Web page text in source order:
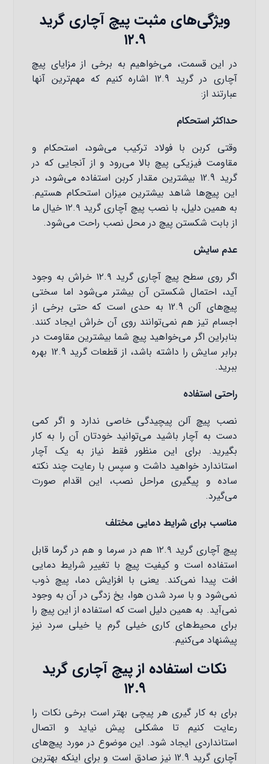
ویژگی‌های مثبت پیچ آچاری گرید
۱۲.۹
در این قسمت، می‌خواهیم به برخی از مزایای پیچ
آچاری در گرید 12.9 اشاره کنیم که مهم‌ترین آنها
عبارتند از:
حداکثر استحکام
وقتی کربن با فولاد ترکیب می‌شود، استحکام و
مقاومت فیزیکی پیچ‌ بالا می‌رود و از آنجایی که در
گرید 12.9 بیشترین مقدار کربن استفاده می‌شود، در
این پیچ‌ها شاهد بیشترین میزان استحکام هستیم.
به همین دلیل، با نصب پیچ آچاری گرید ۱۲.۹ خیال ما
از بابت شکستن پیچ در محل نصب راحت می‌شود.
عدم سایش
اگر روی سطح پیچ‌ آچاری گرید ۱۲.۹ خراش به وجود
آید، احتمال شکستن آن بیشتر می‌شود اما سختی
پیچ‌های آلن 12.9 به حدی است که حتی برخی از
اجسام تیز هم نمی‌توانند روی آن خراش ایجاد کنند.
بنابراین اگر می‌خواهید پیچ شما بیشترین مقاومت در
برابر سایش را داشته باشد، از قطعات گرید 12.9 بهره
ببرید.
راحتی استفاده
نصب پیچ آلن پیچیدگی خاصی ندارد و اگر کمی
دست به آچار باشید می‌توانید خودتان آن را به کار
بگیرید. برای این منظور فقط نیاز به یک آچار
استاندارد خواهید داشت و سپس با رعایت چند نکته
ساده و پیگیری مراحل نصب، این اقدام صورت
می‌گیرد.
مناسب برای شرایط دمایی مختلف
پیچ آچاری گرید ۱۲.۹ هم در سرما و هم در گرما قابل
استفاده است و کیفیت پیچ با تغییر شرایط دمایی
افت پیدا نمی‌کند. یعنی با افزایش دما، پیچ ذوب
نمی‌شود و با سرد شدن هوا، یخ زدگی در آن به وجود
نمی‌آید. به همین دلیل است که استفاده از این پیچ را
برای محیط‌های کاری خیلی گرم یا خیلی سرد نیز
پیشنهاد می‌کنیم.
نکات استفاده از پیچ آچاری گرید
۱۲.۹
برای به‌ کار گیری هر پیچی بهتر است برخی نکات را
رعایت کنیم تا مشکلی پیش نیاید و اتصال
استانداردی ایجاد شود. این موضوع در مورد پیچ‌های
آچاری گرید 12.9 نیز صادق است و برای اینکه بهترین